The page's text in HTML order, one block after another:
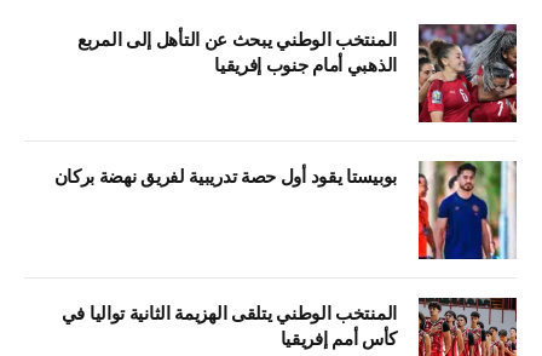
المنتخب الوطني يبحث عن التأهل إلى المربع
الذهبي أمام جنوب إفريقيا
بوبيستا يقود أول حصة تدريبية لفريق نهضة بركان
المنتخب الوطني يتلقى الهزيمة الثانية تواليا في
كأس أمم إفريقيا